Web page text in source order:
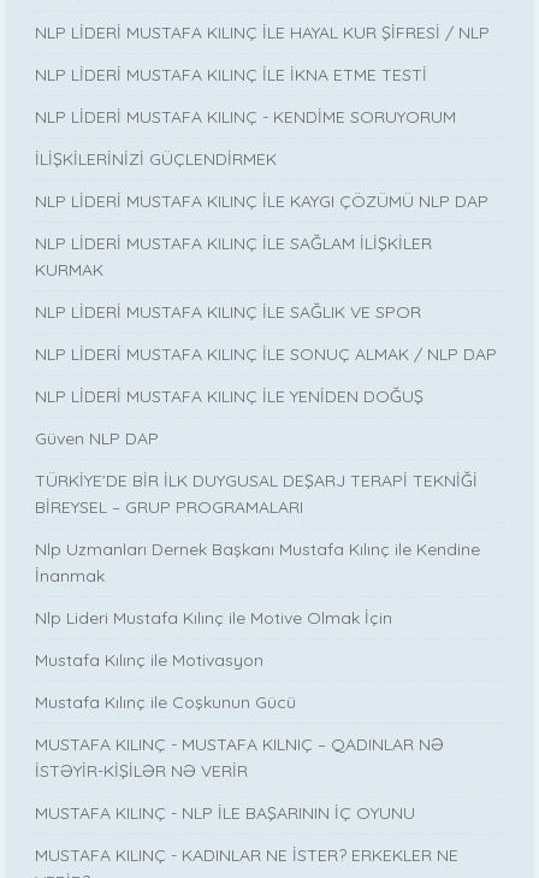
NLP LİDERİ MUSTAFA KILINÇ İLE HAYAL KUR ŞİFRESİ / NLP
NLP LİDERİ MUSTAFA KILINÇ İLE İKNA ETME TESTİ
NLP LİDERİ MUSTAFA KILINÇ - KENDİME SORUYORUM
İLİŞKİLERİNİZİ GÜÇLENDİRMEK
NLP LİDERİ MUSTAFA KILINÇ İLE KAYGI ÇÖZÜMÜ NLP DAP
NLP LİDERİ MUSTAFA KILINÇ İLE SAĞLAM İLİŞKİLER
KURMAK
NLP LİDERİ MUSTAFA KILINÇ İLE SAĞLIK VE SPOR
NLP LİDERİ MUSTAFA KILINÇ İLE SONUÇ ALMAK / NLP DAP
NLP LİDERİ MUSTAFA KILINÇ İLE YENİDEN DOĞUŞ
Güven NLP DAP
TÜRKİYE’DE BİR İLK DUYGUSAL DEŞARJ TERAPİ TEKNİĞİ
BİREYSEL – GRUP PROGRAMALARI
Nlp Uzmanları Dernek Başkanı Mustafa Kılınç ile Kendine
İnanmak
Nlp Lideri Mustafa Kılınç ile Motive Olmak İçin
Mustafa Kılınç ile Motivasyon
Mustafa Kılınç ile Coşkunun Gücü
MUSTAFA KILINÇ - MUSTAFA KILNIÇ – QADINLAR NƏ
İSTƏYİR-KİŞİLƏR NƏ VERİR
MUSTAFA KILINÇ - NLP İLE BAŞARININ İÇ OYUNU
MUSTAFA KILINÇ - KADINLAR NE İSTER? ERKEKLER NE